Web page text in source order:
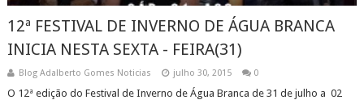
12ª FESTIVAL DE INVERNO DE ÁGUA BRANCA
INICIA NESTA SEXTA - FEIRA(31)
Blog Adalberto Gomes Noticias julho 30, 2015 0
O 12ª edição do Festival de Inverno de Água Branca de 31 de julho a 02